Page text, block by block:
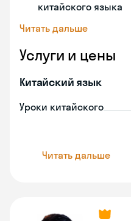
китайского языка
Читать дальше
Услуги и цены
Китайский язык
Уроки китайского
Читать дальше